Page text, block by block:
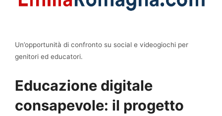
Un’opportunità di confronto su social e videogiochi per
genitori ed educatori.
Educazione digitale
consapevole: il progetto